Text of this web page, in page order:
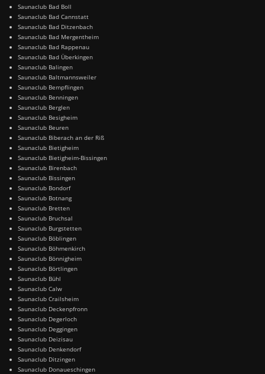
Saunaclub Bad Boll
Saunaclub Bad Cannstatt
Saunaclub Bad Ditzenbach
Saunaclub Bad Mergentheim
Saunaclub Bad Rappenau
Saunaclub Bad Überkingen
Saunaclub Balingen
Saunaclub Baltmannsweiler
Saunaclub Bempflingen
Saunaclub Benningen
Saunaclub Berglen
Saunaclub Besigheim
Saunaclub Beuren
Saunaclub Biberach an der Riß
Saunaclub Bietigheim
Saunaclub Bietigheim-Bissingen
Saunaclub Birenbach
Saunaclub Bissingen
Saunaclub Bondorf
Saunaclub Botnang
Saunaclub Bretten
Saunaclub Bruchsal
Saunaclub Burgstetten
Saunaclub Böblingen
Saunaclub Böhmenkirch
Saunaclub Bönnigheim
Saunaclub Börtlingen
Saunaclub Bühl
Saunaclub Calw
Saunaclub Crailsheim
Saunaclub Deckenpfronn
Saunaclub Degerloch
Saunaclub Deggingen
Saunaclub Deizisau
Saunaclub Denkendorf
Saunaclub Ditzingen
Saunaclub Donaueschingen